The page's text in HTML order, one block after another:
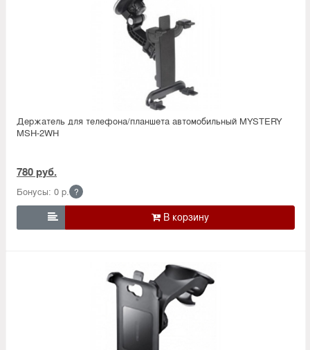
Держатель для телефона/планшета автомобильный MYSTERY
MSH-2WH
780 руб.
Бонусы: 0 р. ?
